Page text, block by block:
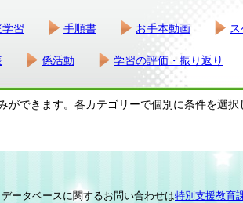
習 手順書 お手本動画
係活動 学習の評価・振り返り
ができます。各カテゴリーで個別に条件を選択
データベースに関するお問い合わせは特別支援教育